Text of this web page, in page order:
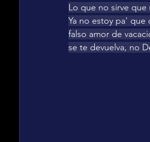
Lo que no sirve
Ya no estoy pa' que
falso amor de
se te devuelva, no